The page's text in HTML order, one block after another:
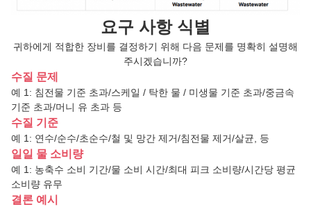
요구 사항 식별
귀하에게 적합한 장비를 결정하기 위해 다음 문제를 명확히 설명해
주시겠습니까?
수질 문제
예 1: 침전물 기준 초과/스케일 / 탁한 물 / 미생물 기준 초과/중금속
기준 초과/머니 유 초과 등
수질 기준
예 1: 연수/순수/초순수/철 및 망간 제거/침전물 제거/살균, 등
일일 물 소비량
예 1: 농축수 소비 기간/물 소비 시간/최대 피크 소비량/시간당 평균
소비량 유무
결론 예시